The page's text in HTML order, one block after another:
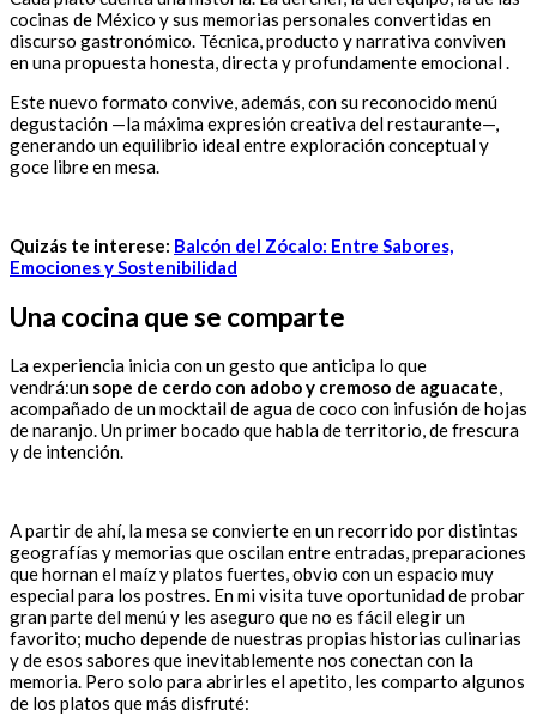
cocinas de México y sus memorias personales convertidas en
discurso gastronómico. Técnica, producto y narrativa conviven
en una propuesta honesta, directa y profundamente emocional .
Este nuevo formato convive, además, con su reconocido menú
degustación —la máxima expresión creativa del restaurante—,
generando un equilibrio ideal entre exploración conceptual y
goce libre en mesa.
Quizás te interese: Balcón del Zócalo: Entre Sabores,
Emociones y Sostenibilidad
Una cocina que se comparte
La experiencia inicia con un gesto que anticipa lo que
vendrá:un sope de cerdo con adobo y cremoso de aguacate,
acompañado de un mocktail de agua de coco con infusión de hojas
de naranjo. Un primer bocado que habla de territorio, de frescura
y de intención.
A partir de ahí, la mesa se convierte en un recorrido por distintas
geografías y memorias que oscilan entre entradas, preparaciones
que hornan el maíz y platos fuertes, obvio con un espacio muy
especial para los postres. En mi visita tuve oportunidad de probar
gran parte del menú y les aseguro que no es fácil elegir un
favorito; mucho depende de nuestras propias historias culinarias
y de esos sabores que inevitablemente nos conectan con la
memoria. Pero solo para abrirles el apetito, les comparto algunos
de los platos que más disfruté: